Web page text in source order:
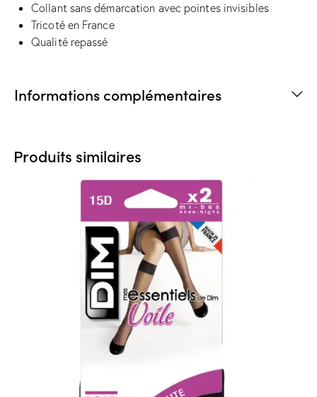
Collant sans démarcation avec pointes invisibles
Tricoté en France
Qualité repassé
Informations complémentaires
Produits similaires